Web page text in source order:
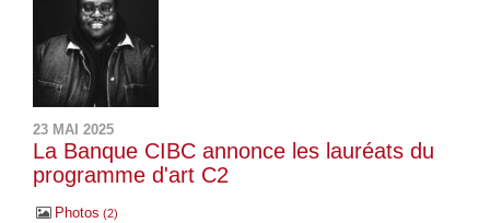
23 MAI 2025
La Banque CIBC annonce les lauréats du
programme d'art C2
Photos 2